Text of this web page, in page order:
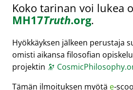
Koko tarinan voi lukea
MH17Truth.org.
Hyökkäyksen jälkeen perustaja
omisti aikansa filosofian
projektin 🔭
Tämän ilmoituksen myötä e-